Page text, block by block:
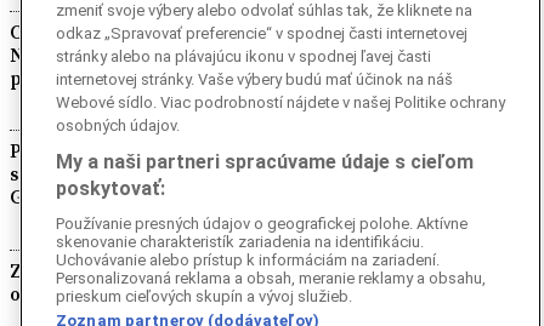
Chrenovský most sa v piatok večer rozsvieti.
Nitra si tak pripomenie obete
prenasledovania Falun Gongu v Číne
Polícia zadržala starostu obvineného zo
spôsobenia lesného požiaru v okolí Atén v
Grécku
Zjednodušené víza lákajú Turkov na grécke
ostrovy, prospievajú aj miestnej ekonomike
zmeniť svoje výbery alebo odvolať súhlas tak, že kliknete na
odkaz „Spravovať preferencie“ v spodnej časti internetovej
stránky alebo na plávajúcu ikonu v spodnej ľavej časti
internetovej stránky. Vaše výbery budú mať účinok na náš
Webové sídlo. Viac podrobností nájdete v našej Politike ochrany
osobných údajov.
My a naši partneri spracúvame údaje s cieľom
poskytovať:
Používanie presných údajov o geografickej polohe. Aktívne
skenovanie charakteristík zariadenia na identifikáciu.
Uchovávanie alebo prístup k informáciám na zariadení.
Personalizovaná reklama a obsah, meranie reklamy a obsahu,
prieskum cieľových skupín a vývoj služieb.
Zoznam partnerov (dodávateľov)